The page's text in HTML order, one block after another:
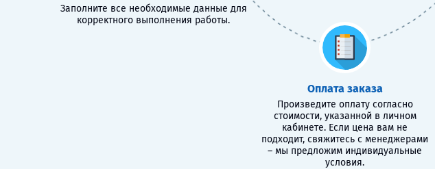
Заполните все необходимые данные для
корректного выполнения работы.
Оплата заказа
Произведите оплату согласно
стоимости, указанной в личном
кабинете. Если цена вам не
подходит, свяжитесь с менеджерами
– мы предложим индивидуальные
условия.